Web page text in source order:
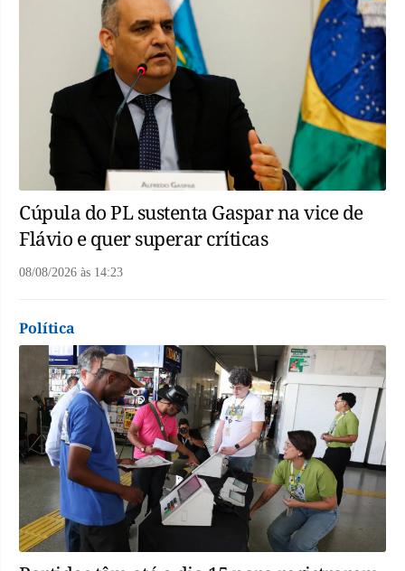
Cúpula do PL sustenta Gaspar na vice de
Flávio e quer superar críticas
08/08/2026 às 14:23
Política